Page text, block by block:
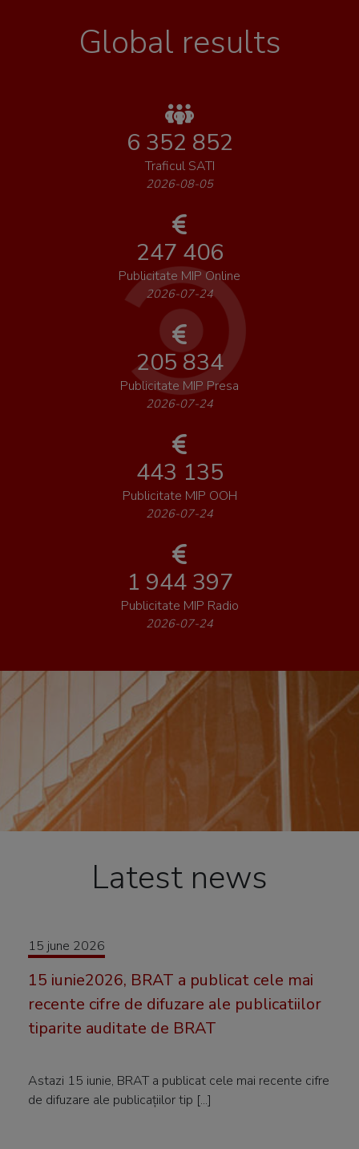
Global results
6 352 852
Traficul SATI
2026-08-05
247 406
Publicitate MIP Online
2026-07-24
205 834
Publicitate MIP Presa
2026-07-24
443 135
Publicitate MIP OOH
2026-07-24
1 944 397
Publicitate MIP Radio
2026-07-24
Latest news
15 june 2026
15 iunie2026, BRAT a publicat cele mai
recente cifre de difuzare ale publicatiilor
tiparite auditate de BRAT
Astazi 15 iunie, BRAT a publicat cele mai recente cifre
de difuzare ale publicațiilor tip [...]